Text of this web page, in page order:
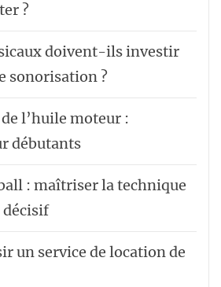
?
doivent-ils investir
sonorisation ?
l’huile moteur :
débutants
: maîtriser la technique
décisif
un service de location de